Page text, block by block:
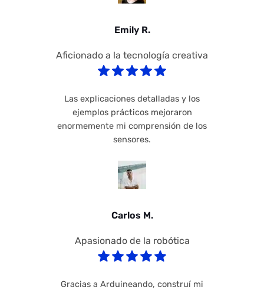
Emily R.
Aficionado a la tecnología creativa
Las explicaciones detalladas y los
ejemplos prácticos mejoraron
enormemente mi comprensión de los
sensores.
Carlos M.
Apasionado de la robótica
Gracias a Arduineando, construí mi